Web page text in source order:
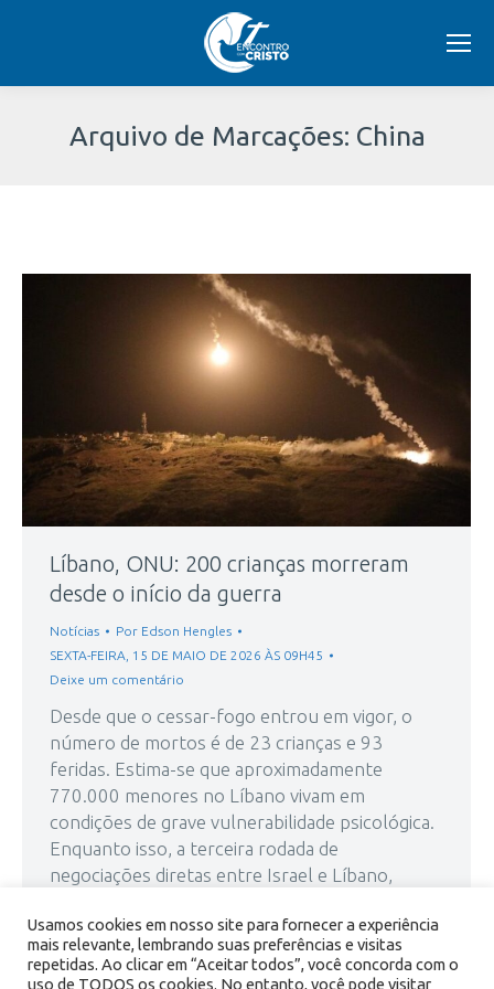
Arquivo de Marcações: China
Líbano, ONU: 200 crianças morreram
desde o início da guerra
Notícias Por Edson Hengles
SEXTA-FEIRA, 15 DE MAIO DE 2026 ÀS 09H45
Deixe um comentário
Desde que o cessar-fogo entrou em vigor, o
número de mortos é de 23 crianças e 93
feridas. Estima-se que aproximadamente
770.000 menores no Líbano vivam em
condições de grave vulnerabilidade psicológica.
Enquanto isso, a terceira rodada de
negociações diretas entre Israel e Líbano,
Washington Apesar do cessar-fogo…
Usamos cookies em nosso site para fornecer a experiência
mais relevante, lembrando suas preferências e visitas
repetidas. Ao clicar em “Aceitar todos”, você concorda com o
uso de TODOS os cookies. No entanto, você pode visitar